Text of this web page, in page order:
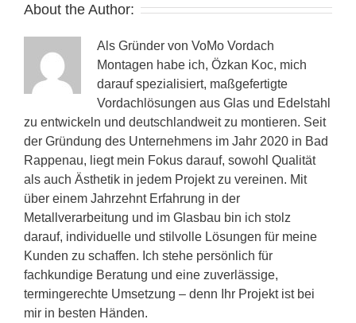
About the Author:
Als Gründer von VoMo Vordach
Montagen habe ich, Özkan Koc, mich
darauf spezialisiert, maßgefertigte
Vordachlösungen aus Glas und Edelstahl
zu entwickeln und deutschlandweit zu montieren. Seit
der Gründung des Unternehmens im Jahr 2020 in Bad
Rappenau, liegt mein Fokus darauf, sowohl Qualität
als auch Ästhetik in jedem Projekt zu vereinen. Mit
über einem Jahrzehnt Erfahrung in der
Metallverarbeitung und im Glasbau bin ich stolz
darauf, individuelle und stilvolle Lösungen für meine
Kunden zu schaffen. Ich stehe persönlich für
fachkundige Beratung und eine zuverlässige,
termingerechte Umsetzung – denn Ihr Projekt ist bei
mir in besten Händen.